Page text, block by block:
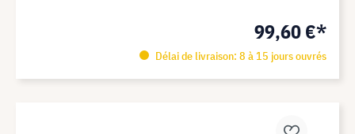
99,60 €*
Délai de livraison: 8 à 15 jours ouvrés